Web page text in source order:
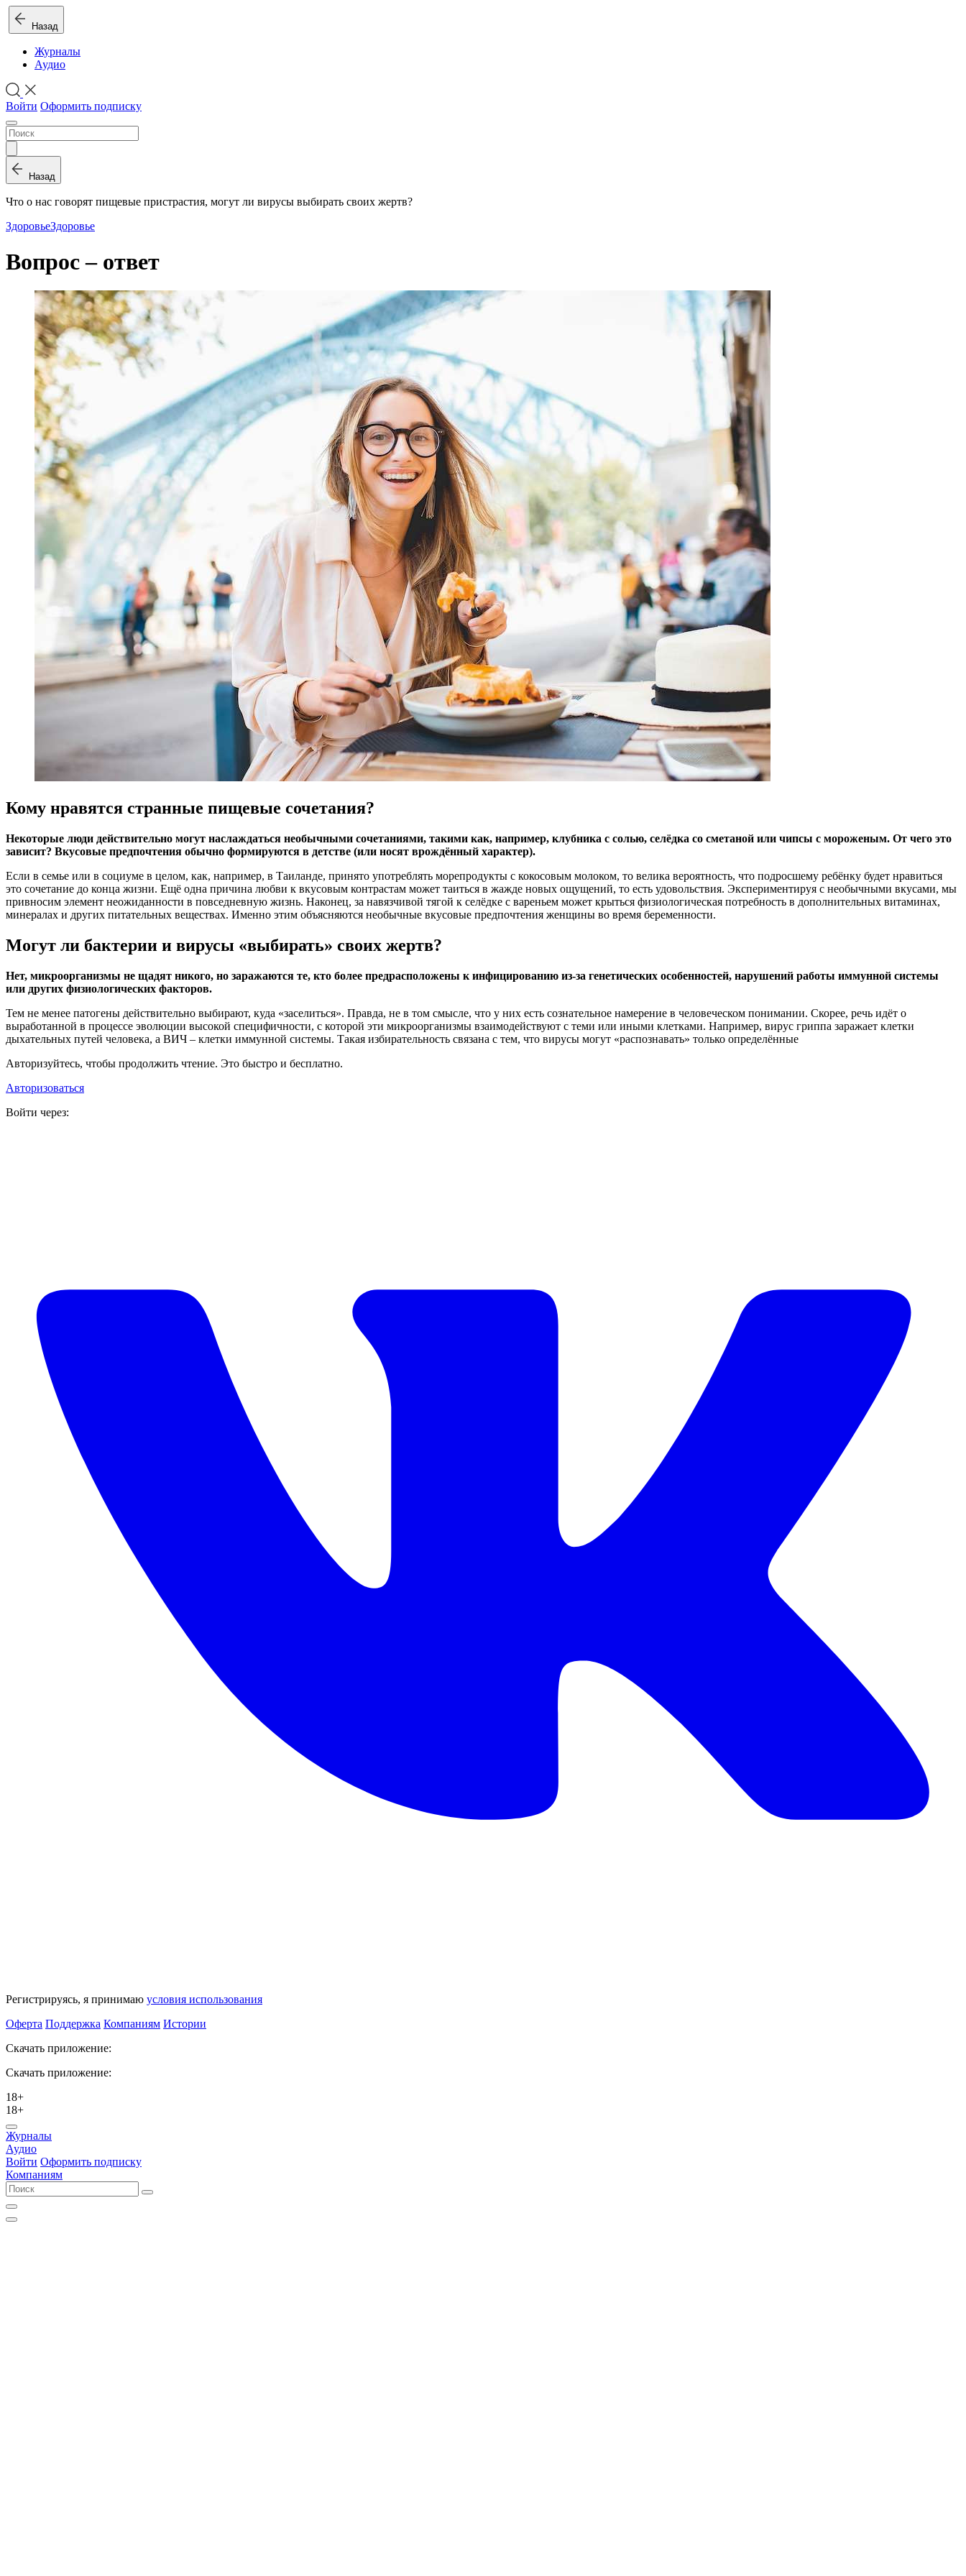
Назад
Журналы
Аудио
Войти Оформить подписку
Назад
Что о нас говорят пищевые пристрастия, могут ли вирусы выбирать своих жертв?
ЗдоровьеЗдоровье
Вопрос – ответ
Кому нравятся странные пищевые сочетания?
Некоторые люди действительно могут наслаждаться необычными сочетаниями, такими как, например, клубника с солью, селёдка со сметаной или чипсы с мороженым. От чего это
зависит? Вкусовые предпочтения обычно формируются в детстве (или носят врождённый характер).
Если в семье или в социуме в целом, как, например, в Таиланде, принято употреблять морепродукты с кокосовым молоком, то велика вероятность, что подросшему ребёнку будет нравиться
это сочетание до конца жизни. Ещё одна причина любви к вкусовым контрастам может таиться в жажде новых ощущений, то есть удовольствия. Экспериментируя с необычными вкусами, мы
привносим элемент неожиданности в повседневную жизнь. Наконец, за навязчивой тягой к селёдке с вареньем может крыться физиологическая потребность в дополнительных витаминах,
минералах и других питательных веществах. Именно этим объясняются необычные вкусовые предпочтения женщины во время беременности.
Могут ли бактерии и вирусы «выбирать» своих жертв?
Нет, микроорганизмы не щадят никого, но заражаются те, кто более предрасположены к инфицированию из-за генетических особенностей, нарушений работы иммунной системы
или других физиологических факторов.
Тем не менее патогены действительно выбирают, куда «заселиться». Правда, не в том смысле, что у них есть сознательное намерение в человеческом понимании. Скорее, речь идёт о
выработанной в процессе эволюции высокой специфичности, с которой эти микроорганизмы взаимодействуют с теми или иными клетками. Например, вирус гриппа заражает клетки
дыхательных путей человека, а ВИЧ – клетки иммунной системы. Такая избирательность связана с тем, что вирусы могут «распознавать» только определённые
Авторизуйтесь, чтобы продолжить чтение. Это быстро и бесплатно.
Авторизоваться
Войти через:
Регистрируясь, я принимаю условия использования
Оферта Поддержка Компаниям Истории
Скачать приложение:
Скачать приложение:
18+
18+
Журналы
Аудио
Войти Оформить подписку
Компаниям